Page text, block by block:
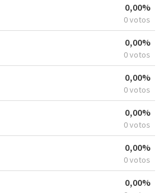
0,00%
0 votos
0,00%
0 votos
0,00%
0 votos
0,00%
0 votos
0,00%
0 votos
0,00%